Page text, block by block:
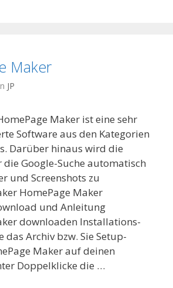
Maker
JP
Maker ist eine sehr
Software aus den Kategorien
Darüber hinaus wird die
Google-Suche automatisch
und Screenshots zu
HomePage Maker
und Anleitung
downloaden Installations-
das Archiv bzw. Sie Setup-
Maker auf deinen
Doppelklicke die …